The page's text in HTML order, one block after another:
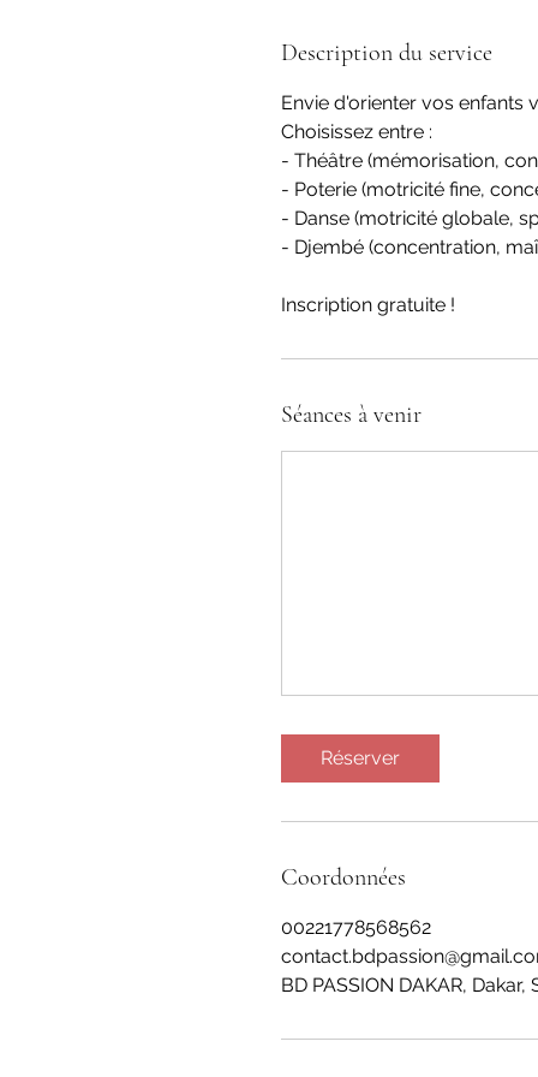
i
a
l
e
Description du service
Envie d'orienter vos enfants
Choisissez entre :
- Théâtre (mémorisation,
- Poterie (motricité fine,
- Danse (motricité globale,
- Djembé (concentration,
Inscription gratuite !
Séances à venir
Réserver
Coordonnées
00221778568562
BD PASSION DAKAR, Dakar,